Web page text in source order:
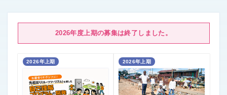
2026年度上期の募集は終了しました。
2026年上期 2026年上期